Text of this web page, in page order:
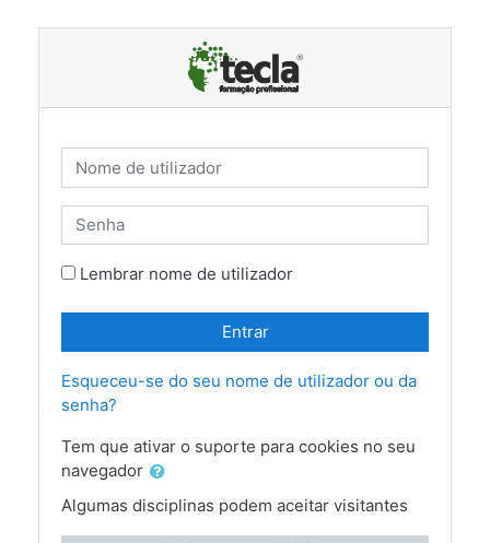
Nome de utilizador
Senha
Lembrar nome de utilizador
Entrar
Esqueceu-se do seu nome de utilizador ou da
senha?
Tem que ativar o suporte para cookies no seu
navegador
Algumas disciplinas podem aceitar visitantes